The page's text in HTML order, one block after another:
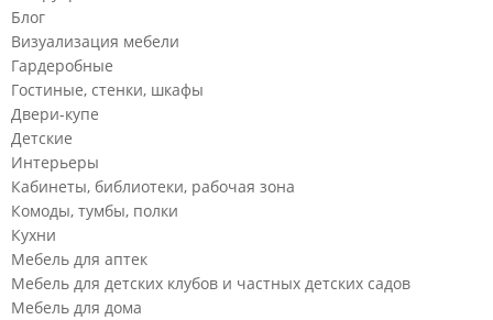
Блог
Визуализация мебели
Гардеробные
Гостиные, стенки, шкафы
Двери-купе
Детские
Интерьеры
Кабинеты, библиотеки, рабочая зона
Комоды, тумбы, полки
Кухни
Мебель для аптек
Мебель для детских клубов и частных детских садов
Мебель для дома